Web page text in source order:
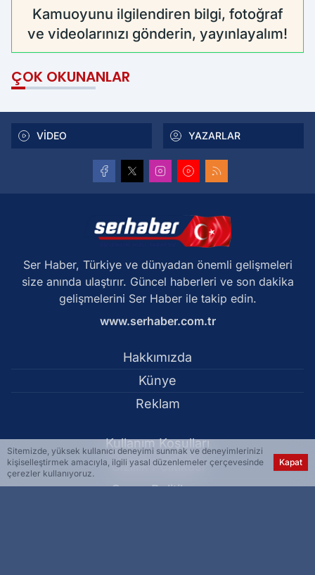
Kamuoyunu ilgilendiren bilgi, fotoğraf
ve videolarınızı gönderin, yayınlayalım!
ÇOK OKUNANLAR
VİDEO YAZARLAR
Ser Haber, Türkiye ve dünyadan önemli gelişmeleri
size anında ulaştırır. Güncel haberleri ve son dakika
gelişmelerini Ser Haber ile takip edin.
www.serhaber.com.tr
Hakkımızda
Künye
Reklam
Kullanım Koşulları
Gizlilik Politikası
Çerez Politikası
Sitemizde, yüksek kullanıcı deneyimi sunmak ve deneyimlerinizi
kişiselleştirmek amacıyla, ilgili yasal düzenlemeler çerçevesinde
çerezler kullanıyoruz.
Kapat